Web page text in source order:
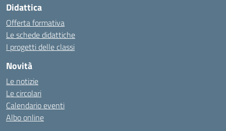
Didattica
Offerta formativa
Le schede didattiche
I progetti delle classi
Novità
Le notizie
Le circolari
Calendario eventi
Albo online